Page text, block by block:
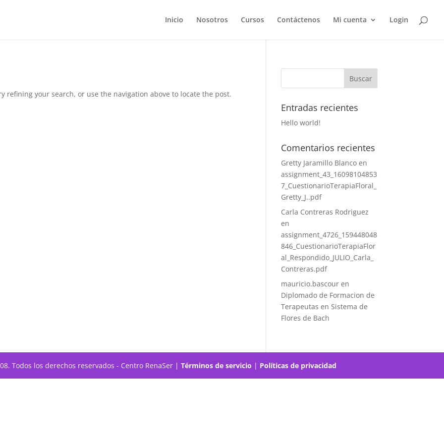
Inicio Nosotros Cursos Contáctenos Mi cuenta Login
refining your search, or use the navigation above to locate the post.
Entradas recientes
Hello world!
Comentarios recientes
Gretty Jaramillo Blanco en
assignment_43_16098104853
7_CuestionarioTerapiaFloral_
Gretty_J..pdf
Carla Contreras Rodriguez
en
assignment_4726_159448048
846_CuestionarioTerapiaFlor
al_Respondido_JULIO_Carla_
Contreras.pdf
mauricio.bascour en
Diplomado de Formacion de
Terapeutas en Sistema de
Flores de Bach
Todos los derechos reservados - Centro RenaSer |Términos de servicio | Políticas de privacidad